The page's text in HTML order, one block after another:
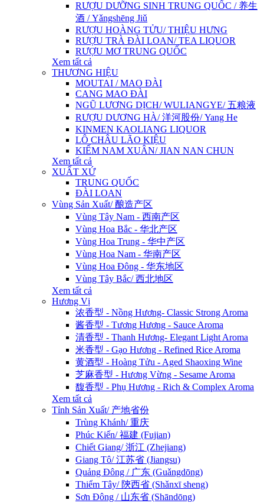
RƯỢU DƯỠNG SINH TRUNG QUỐC / 养生
酒 / Yǎngshēng Jiǔ
RƯỢU HOÀNG TỬU/ THIỆU HƯNG
RƯỢU TRÀ ĐÀI LOAN/ TEA LIQUOR
RƯỢU MƠ TRUNG QUỐC
Xem tất cả
THƯƠNG HIỆU
MOUTAI / MAO ĐÀI
CANG MAO ĐÀI
NGŨ LƯƠNG DỊCH/ WULIANGYE/ 五粮液
RƯỢU DƯƠNG HÀ/ 洋河股份/ Yang He
KINMEN KAOLIANG LIQUOR
LÔ CHÂU LÃO KIỆU
KIẾM NAM XUÂN/ JIAN NAN CHUN
Xem tất cả
XUẤT XỨ
TRUNG QUỐC
ĐÀI LOAN
Vùng Sản Xuất/ 酿造产区
Vùng Tây Nam - 西南产区
Vùng Hoa Bắc - 华北产区
Vùng Hoa Trung - 华中产区
Vùng Hoa Nam - 华南产区
Vùng Hoa Đông - 华东地区
Vùng Tây Bắc/ 西北地区
Xem tất cả
Hương Vị
浓香型 - Nồng Hương- Classic Strong Aroma
酱香型 - Tương Hương - Sauce Aroma
清香型 - Thanh Hương- Elegant Light Aroma
米香型 - Gạo Hương - Refined Rice Aroma
黄酒型 - Hoàng Tửu - Aged Shaoxing Wine
芝麻香型 - Hương Vừng - Sesame Aroma
馥香型 - Phụ Hương - Rich & Complex Aroma
Xem tất cả
Tỉnh Sản Xuất/ 产地省份
Trùng Khánh/ 重庆
Phúc Kiến/ 福建 (Fujian)
Chiết Giang/ 浙江 (Zhejiang)
Giang Tô/ 江苏省 (Jiangsu)
Quảng Đông / 广东 (Guǎngdōng)
Thiểm Tây/ 陝西省 (Shǎnxī sheng)
Sơn Đông / 山东省 (Shāndōng)